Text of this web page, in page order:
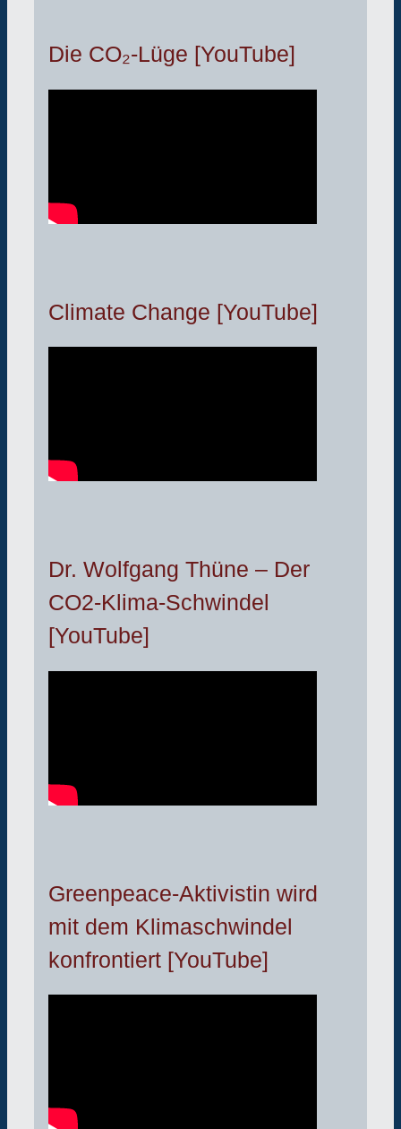
Die CO₂-Lüge [YouTube]
Climate Change [YouTube]
Dr. Wolfgang Thüne – Der
CO2-Klima-Schwindel
[YouTube]
Greenpeace-Aktivistin wird
mit dem Klimaschwindel
konfrontiert [YouTube]